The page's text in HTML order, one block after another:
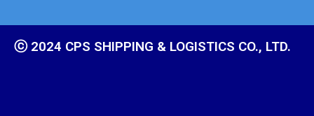
ⓒ 2024 CPS SHIPPING & LOGISTICS CO., LTD.